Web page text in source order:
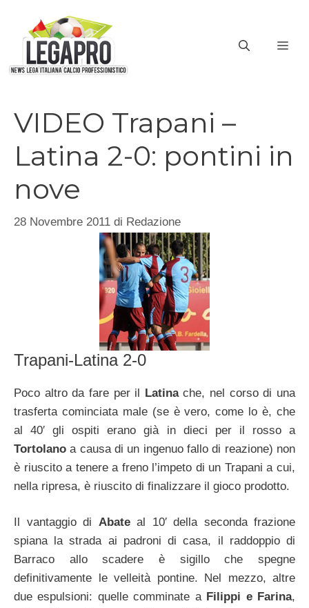
contenuto
VIDEO Trapani –
Latina 2-0: pontini in
nove
28 Novembre 2011 di Redazione
Trapani-Latina 2-0
Poco altro da fare per il Latinache, nel corso di una
trasferta cominciata male (se è vero, come lo è, che
al 40′ gli ospiti erano già in dieci per il rosso a
Tortolano a causa di un ingenuo fallo di reazione) non
è riuscito a tenere a freno l’impeto di un Trapani a cui,
nella ripresa, è riuscito di finalizzare il gioco prodotto.
Il vantaggio di Abateal 10′ della seconda frazione
spiana la strada ai padroni di casa, il raddoppio di
Barraco allo scadere è sigillo che spegne
definitivamente le velleità pontine. Nel mezzo, altre
due espulsioni: quelle comminate a Filippi e Farina,